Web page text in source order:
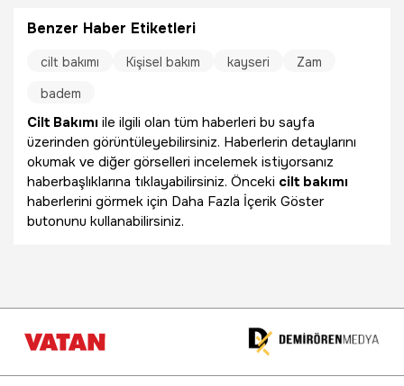
Benzer Haber Etiketleri
cilt bakımı Kişisel bakım kayseri
Zam
badem
Cilt Bakımı ile ilgili olan tüm haberleri bu sayfa
üzerinden görüntüleyebilirsiniz. Haberlerin detaylarını
okumak ve diğer görselleri incelemek istiyorsanız
haberbaşlıklarına tıklayabilirsiniz. Önceki cilt bakımı
haberlerini görmek için Daha Fazla İçerik Göster
butonunu kullanabilirsiniz.